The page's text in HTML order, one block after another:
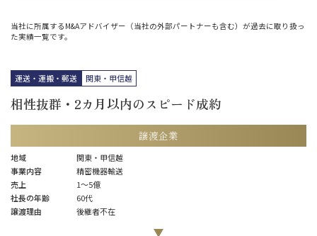
当社に所属するM&Aアドバイザー（当社の外部パートナーも含む）が過去に取り扱っ
た実績一覧です。
運送・運搬・郵送 関東・甲信越
相性抜群・2カ月以内のスピード成約
譲渡企業
地域
関東・甲信越
事業内容
精密機器輸送
売上
1〜5億
社長の年齢
60代
譲渡理由
後継者不在